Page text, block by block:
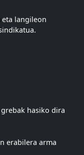
langileon
hasiko dira
erabilera arma